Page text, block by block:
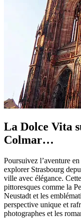
La Dolce Vita
Colmar…
Poursuivez l’aventure
explorer Strasbourg
ville avec élégance.
pittoresques comme la
Neustadt et les
perspective unique et
photographes et les